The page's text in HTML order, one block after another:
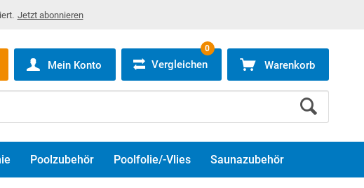
Jetzt abonnieren
Mein Konto Vergleichen
0
Warenkorb
Poolzubehör Poolfolie/-Vlies Saunazubehör